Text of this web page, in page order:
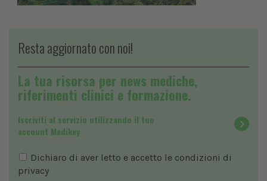
Resta aggiornato con noi!
La tua risorsa per news mediche,
riferimenti clinici e formazione.
Iscriviti al servizio utilizzando il tuo
account Medikey
Dichiaro di aver letto e accetto le condizioni di
privacy